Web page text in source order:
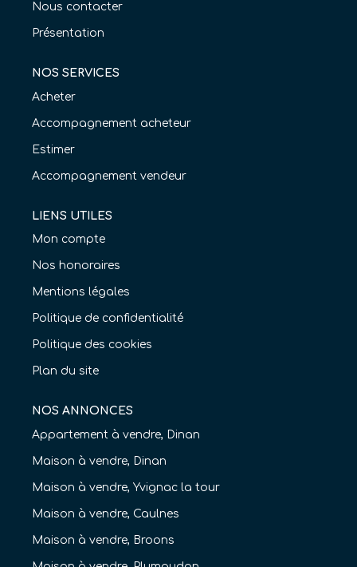
Nous contacter
Présentation
NOS SERVICES
Acheter
Accompagnement acheteur
Estimer
Accompagnement vendeur
LIENS UTILES
Mon compte
Nos honoraires
Mentions légales
Politique de confidentialité
Politique des cookies
Plan du site
NOS ANNONCES
Appartement à vendre, Dinan
Maison à vendre, Dinan
Maison à vendre, Yvignac la tour
Maison à vendre, Caulnes
Maison à vendre, Broons